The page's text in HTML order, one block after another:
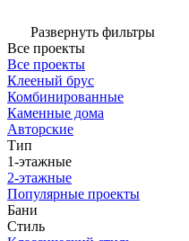
Развернуть фильтры
Все проекты
Все проекты
Клееный брус
Комбинированные
Каменные дома
Авторские
Тип
1-этажные
2-этажные
Популярные проекты
Бани
Стиль